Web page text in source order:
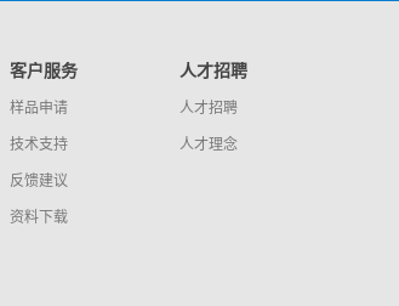
客户服务
样品申请
技术支持
反馈建议
资料下载
人才招聘
人才招聘
人才理念